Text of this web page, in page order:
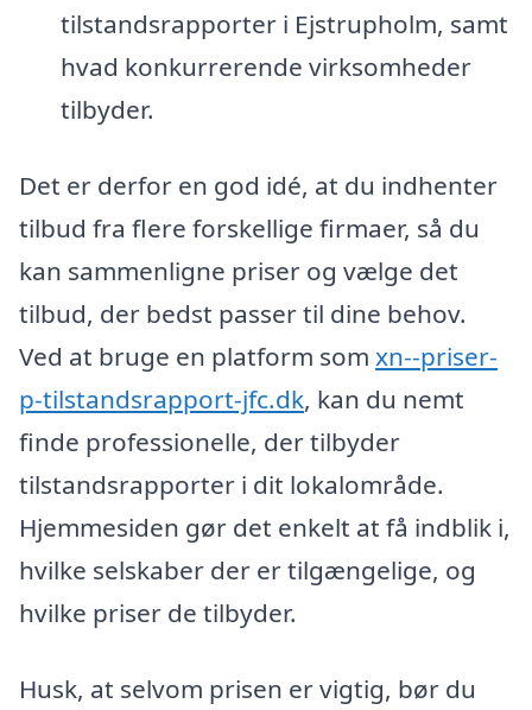
tilstandsrapporter i Ejstrupholm, samt
hvad konkurrerende virksomheder
tilbyder.
Det er derfor en god idé, at du indhenter
tilbud fra flere forskellige firmaer, så du
kan sammenligne priser og vælge det
tilbud, der bedst passer til dine behov.
Ved at bruge en platform som xn--priser-
p-tilstandsrapport-jfc.dk, kan du nemt
finde professionelle, der tilbyder
tilstandsrapporter i dit lokalområde.
Hjemmesiden gør det enkelt at få indblik i,
hvilke selskaber der er tilgængelige, og
hvilke priser de tilbyder.
Husk, at selvom prisen er vigtig, bør du